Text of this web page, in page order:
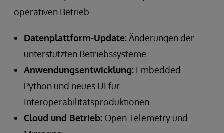
operativen Betrieb.
Datenplattform-Update:Änderungen der
unterstützten Betriebssysteme
Anwendungsentwicklung: Embedded
Python und neues UI für
Interoperabilitätsproduktionen
Cloud und Betrieb: Open Telemetry und